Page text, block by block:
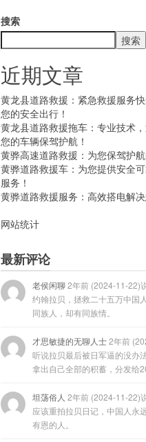
搜索
搜索
近期文章
黄龙县道路救援：紧急救援服务
您的安全出行！
黄龙县道路救援拖车：专业技术
您的车辆保驾护航！
黄骅高速道路救援：为您保驾护
黄骅道路救援车：为您提供安全
服务！
黄骅道路救援服务：高效搭电解
网站统计
最新评论
老侯闲聊2年前 (2024-11-22)
约翰拉贝，拯救二十五万中国
同族人，却有同族情。
才思敏捷的无聊人士2年前
听说拉贝最后被日军逼的没办
拿出自己全部的积蓄，分发给
坦荡俗人 2年前 (2024-11-22)
应该重拍拉贝日记，中国人永
有恩的人。